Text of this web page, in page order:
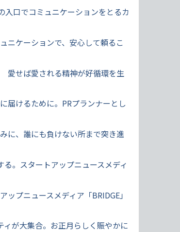
口でコミュニケーションをとるカ
ケーションで、安心して頼るこ
愛せば愛される精神が好循環を生
届けるために。PRプランナーとし
に、誰にも負けない所まで突き進
。スタートアップニュースメディ
プニュースメディア「BRIDGE」
が大集合。お正月らしく賑やかに